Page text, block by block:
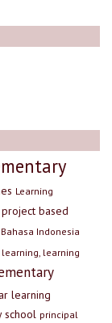
Learning
based
Indonesia
learning
learning
school principal